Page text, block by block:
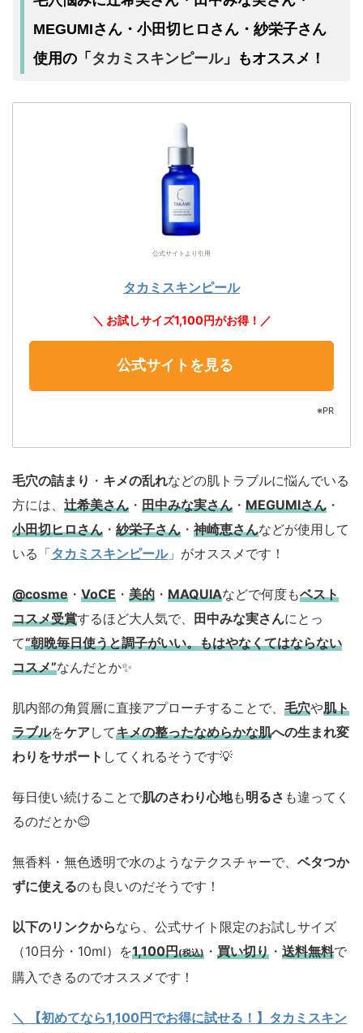
MEGUMIさん・小田切ヒロさん・紗栄子さん
使用の「 タカミスキンピール」もオススメ！
公式サイトより引用
タカミスキンピール
＼ お試しサイズ1,100円がお得！／
公式サイトを見る
※PR
毛穴の詰まり ・ キメの乱れなどの肌トラブルに悩んでいる
方には、 辻希美さん ・ 田中みな実さん ・ MEGUMIさん ・
小田切ヒロさん ・ 紗栄子さん ・ 神崎恵さんなどが使用して
いる「タカミスキンピール」がオススメです！
@cosme ・ VoCE ・ 美的 ・ MAQUIAなどで何度もベスト
コスメ受賞するほど大人気で、 田中みな実さんにとっ
て“朝晩毎日使うと調子がいい。もはやなくてはならない
コスメ”なんだとか✨
肌内部の角質層に直接アプローチすることで、 毛穴や肌ト
ラブルをケアしてキメの整ったなめらかな肌への生まれ変
わりをサポート してくれるそうです💡
毎日使い続けることで肌のさわり心地も明るさ も違ってく
るのだとか😊
無香料・無色透明で水のようなテクスチャーで、 ベタつか
ずに使えるのも良いのだそうです！
以下のリンクからなら、公式サイト限定のお試しサイズ
（10日分・10ml）を1,100円(税込) ・ 買い切り ・ 送料無料で
購入できるのでオススメです！
＼ 【初めてなら1,100円でお得に試せる！】タカミスキン